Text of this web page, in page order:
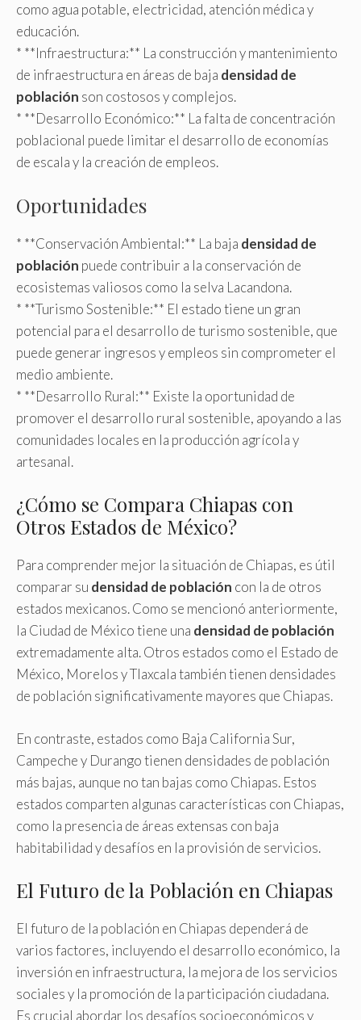
como agua potable, electricidad, atención médica y
educación.
* **Infraestructura:** La construcción y mantenimiento
de infraestructura en áreas de baja densidad de
población son costosos y complejos.
* **Desarrollo Económico:** La falta de concentración
poblacional puede limitar el desarrollo de economías
de escala y la creación de empleos.
Oportunidades
* **Conservación Ambiental:** La baja densidad de
población puede contribuir a la conservación de
ecosistemas valiosos como la selva Lacandona.
* **Turismo Sostenible:** El estado tiene un gran
potencial para el desarrollo de turismo sostenible, que
puede generar ingresos y empleos sin comprometer el
medio ambiente.
* **Desarrollo Rural:** Existe la oportunidad de
promover el desarrollo rural sostenible, apoyando a las
comunidades locales en la producción agrícola y
artesanal.
¿Cómo se Compara Chiapas con
Otros Estados de México?
Para comprender mejor la situación de Chiapas, es útil
comparar su densidad de población con la de otros
estados mexicanos. Como se mencionó anteriormente,
la Ciudad de México tiene una densidad de población
extremadamente alta. Otros estados como el Estado de
México, Morelos y Tlaxcala también tienen densidades
de población significativamente mayores que Chiapas.
En contraste, estados como Baja California Sur,
Campeche y Durango tienen densidades de población
más bajas, aunque no tan bajas como Chiapas. Estos
estados comparten algunas características con Chiapas,
como la presencia de áreas extensas con baja
habitabilidad y desafíos en la provisión de servicios.
El Futuro de la Población en Chiapas
El futuro de la población en Chiapas dependerá de
varios factores, incluyendo el desarrollo económico, la
inversión en infraestructura, la mejora de los servicios
sociales y la promoción de la participación ciudadana.
Es crucial abordar los desafíos socioeconómicos y